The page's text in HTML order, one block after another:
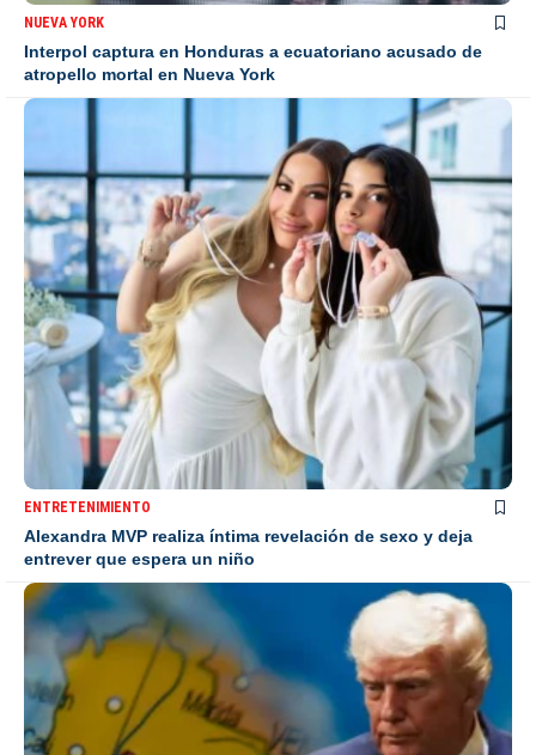
NUEVA YORK
Interpol captura en Honduras a ecuatoriano acusado de
atropello mortal en Nueva York
ENTRETENIMIENTO
Alexandra MVP realiza íntima revelación de sexo y deja
entrever que espera un niño